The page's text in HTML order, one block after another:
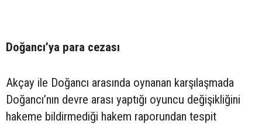
Doğancı’ya para cezası
Akçay ile Doğancı arasında oynanan karşılaşmada
Doğancı’nın devre arası yaptığı oyuncu değişikliğini
hakeme bildirmediği hakem raporundan tespit